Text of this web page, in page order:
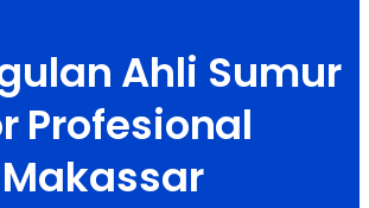
Ahli Sumur
Profesional
Makassar